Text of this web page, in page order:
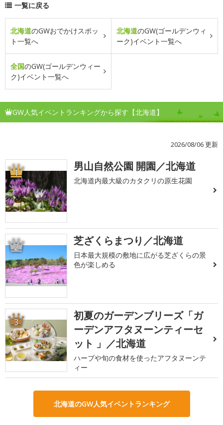
一覧に戻る
北海道のGWおでかけスポッ
ト一覧へ
北海道のGW(ゴールデンウィ
ーク)イベント一覧へ
全国のGW(ゴールデンウィー
ク)イベント一覧へ
GW人気イベントランキングから探す【北海道】
2026/08/06 更新
1 男山自然公園 開園／北海道
北海道内最大級のカタクリの原生花園
2 芝ざくらまつり／北海道
日本最大規模の敷地に広がる芝ざくらの景
色が楽しめる
3
初夏のガーデンブリーズ「ガ
ーデンアフタヌーンティーセ
ット 」／北海道
ハーブや旬の食材を使ったアフタヌーンテ
ィー
北海道のGW人気イベントランキング